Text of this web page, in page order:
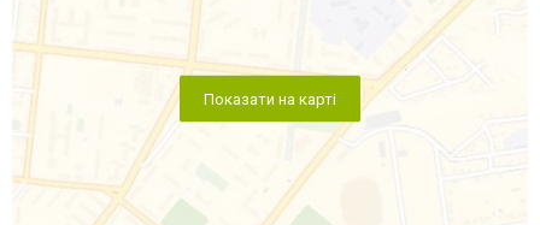
Показати на карті